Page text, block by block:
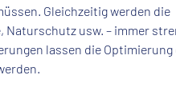
Gleichzeitig werden die
usw. – immer
lassen die Optimierung